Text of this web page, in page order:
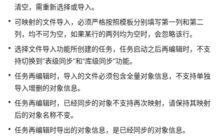
用
户
指
南
最
佳
实
践
全
清空，需重新选择或导入。
可映射的文件导入，必须严格按照模板分别填写第一列和第二
列，均不可为空，如果某行的两列均为空时，会忽略该行。
选择文件导入功能所创建的任务，任务启动之后再编辑时，不支
持切换到“表级同步”和“库级同步”功能。
任务再编辑时，导入的文件必须包含全量对象信息，不支持单独
导入增删的对象信息。
任务再编辑时，已经同步的对象不支持再次映射，请保持其映射
后的对象名称不变。
任务再编辑时导出的对象信息，是已经同步的对象信息。